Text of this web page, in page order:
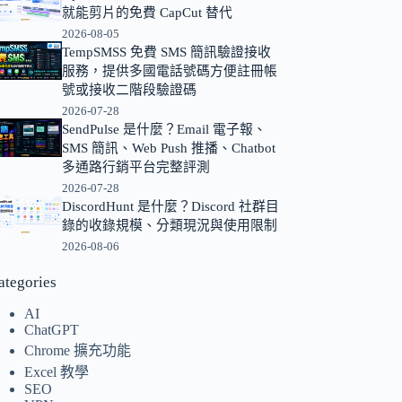
就能剪片的免費 CapCut 替代
2026-08-05
TempSMSS 免費 SMS 簡訊驗證接收
服務，提供多國電話號碼方便註冊帳
號或接收二階段驗證碼
2026-07-28
SendPulse 是什麼？Email 電子報、
SMS 簡訊、Web Push 推播、Chatbot
多通路行銷平台完整評測
2026-07-28
DiscordHunt 是什麼？Discord 社群目
錄的收錄規模、分類現況與使用限制
2026-08-06
AI
ChatGPT
Chrome 擴充功能
Excel 教學
SEO